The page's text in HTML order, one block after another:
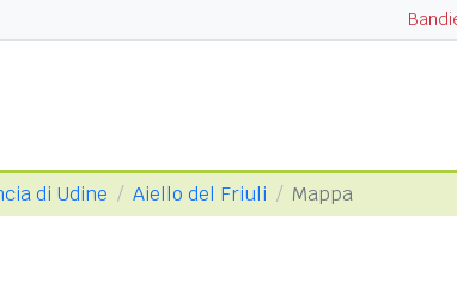
di Udine Aiello del Friuli Mappa